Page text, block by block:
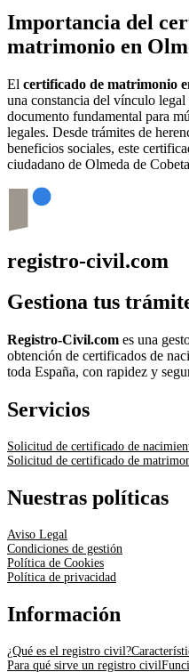
Importancia del
matrimonio en
El certificado de matrimonio
una constancia del vínculo legal
documento fundamental para
legales. Desde trámites de
beneficios sociales, este
ciudadano de Olmeda de Cobeta
registro-civil.com
Gestiona tus
Registro-Civil.com es una
obtención de certificados de
toda España, con rapidez y
Servicios
Solicitud de certificado de
Solicitud de certificado de
Nuestras políticas
Aviso Legal
Condiciones de gestión
Política de Cookies
Política de privacidad
Información
¿Qué es el registro civil?
Para qué sirve un registro civil